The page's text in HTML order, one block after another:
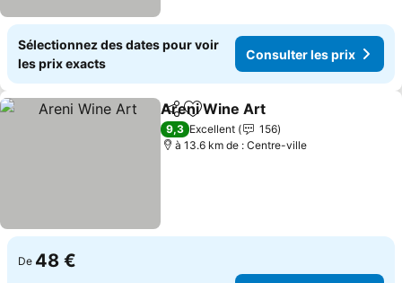
Sélectionnez des dates pour voir
les prix exacts
Consulter les prix
PartagerAjouter à mes favoris
Areni Wine Art
9,3 Excellent
156
à 13.6 km de : Centre-ville
De 48 €